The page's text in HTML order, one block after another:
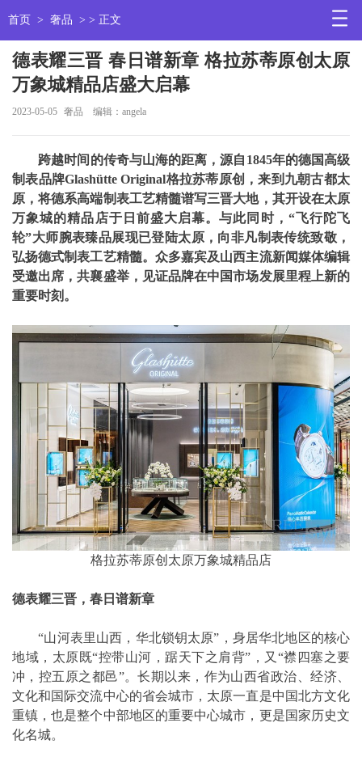
首页 > 奢品 > > 正文
德表耀三晋 春日谱新章 格拉苏蒂原创太原
万象城精品店盛大启幕
2023-05-05 奢品 编辑：angela
跨越时间的传奇与山海的距离，源自1845年的德国高级
制表品牌Glashütte Original格拉苏蒂原创，来到九朝古都太
原，将德系高端制表工艺精髓谱写三晋大地，其开设在太原
万象城的精品店于日前盛大启幕。与此同时，“飞行陀飞
轮”大师腕表臻品展现已登陆太原，向非凡制表传统致敬，
弘扬德式制表工艺精髓。众多嘉宾及山西主流新闻媒体编辑
受邀出席，共襄盛举，见证品牌在中国市场发展里程上新的
重要时刻。
格拉苏蒂原创太原万象城精品店
德表耀三晋，春日谱新章
“山河表里山西，华北锁钥太原”，身居华北地区的核心
地域，太原既“控带山河，踞天下之肩背”，又“襟四塞之要
冲，控五原之都邑”。长期以来，作为山西省政治、经济、
文化和国际交流中心的省会城市，太原一直是中国北方文化
重镇，也是整个中部地区的重要中心城市，更是国家历史文
化名城。